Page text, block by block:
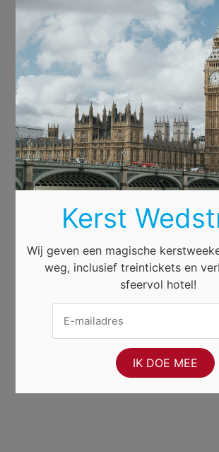
Kerst
Wij geven een magische
weg, inclusief treintickets en
sfeervol hotel!